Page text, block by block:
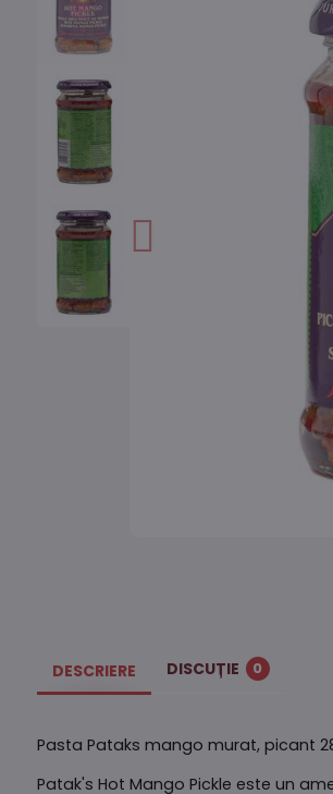
DESCRIERE DISCUȚIE 0
Pasta Pataks mango murat, picant
Patak's Hot Mango Pickle este un